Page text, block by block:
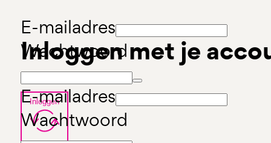
E-mailadres
Wachtwoord
Inloggen
Inloggen met je
E-mailadres
Wachtwoord